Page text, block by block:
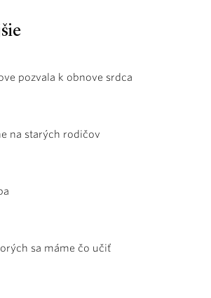
pozvala k obnove srdca
na starých rodičov
sa máme čo učiť